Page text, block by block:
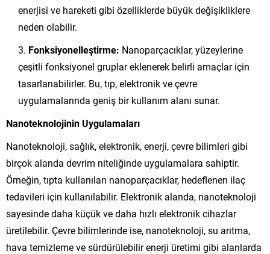
enerjisi ve hareketi gibi özelliklerde büyük değişikliklere
neden olabilir.
Fonksiyonelleştirme: Nanoparçacıklar, yüzeylerine
çeşitli fonksiyonel gruplar eklenerek belirli amaçlar için
tasarlanabilirler. Bu, tıp, elektronik ve çevre
uygulamalarında geniş bir kullanım alanı sunar.
Nanoteknolojinin Uygulamaları
Nanoteknoloji, sağlık, elektronik, enerji, çevre bilimleri gibi
birçok alanda devrim niteliğinde uygulamalara sahiptir.
Örneğin, tıpta kullanılan nanoparçacıklar, hedeflenen ilaç
tedavileri için kullanılabilir. Elektronik alanda, nanoteknoloji
sayesinde daha küçük ve daha hızlı elektronik cihazlar
üretilebilir. Çevre bilimlerinde ise, nanoteknoloji, su arıtma,
hava temizleme ve sürdürülebilir enerji üretimi gibi alanlarda